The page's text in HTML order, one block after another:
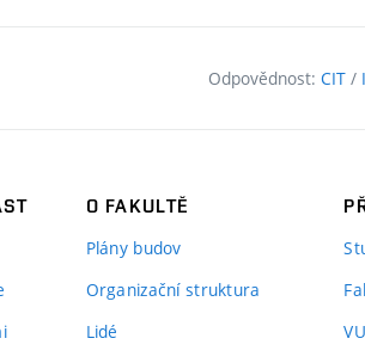
Odpovědnost: CIT /
O FAKULTĚ
Plány budov
Organizační struktura
Lidé